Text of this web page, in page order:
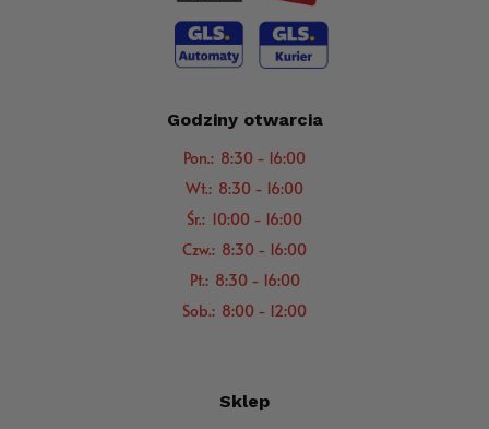
Godziny otwarcia
Pon.: 8:30 - 16:00
Wt.: 8:30 - 16:00
Śr.: 10:00 - 16:00
Czw.: 8:30 - 16:00
Pt.: 8:30 - 16:00
Sob.: 8:00 - 12:00
Sklep